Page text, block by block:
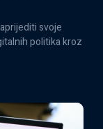
svoje
politika kroz